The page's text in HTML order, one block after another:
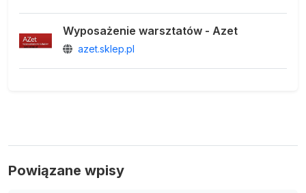
Wyposażenie warsztatów - Azet
azet.sklep.pl
Powiązane wpisy